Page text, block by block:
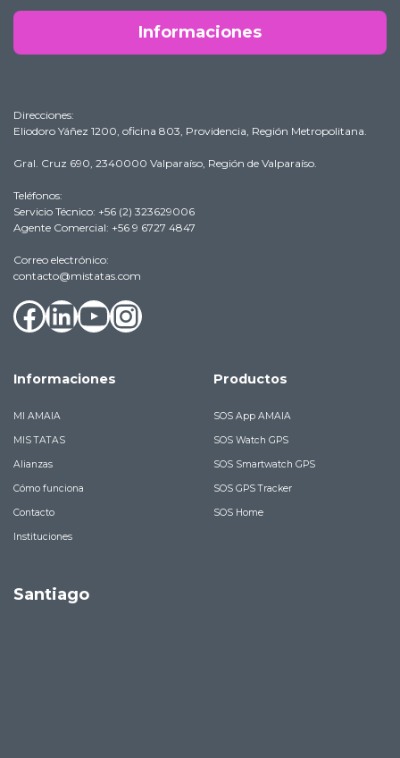
Informaciones
Direcciones:
Eliodoro Yáñez 1200, oficina 803, Providencia, Región Metropolitana.
Gral. Cruz 690, 2340000 Valparaíso, Región de Valparaíso.
Teléfonos:
Servicio Técnico: +56 (2) 323629006
Agente Comercial: +56 9 6727 4847
Correo electrónico:
contacto@mistatas.com
Facebook
LinkedIn
YouTube
Instagram
Informaciones
MI AMAIA
MIS TATAS
Alianzas
Cómo funciona
Contacto
Instituciones
Productos
SOS App AMAIA
SOS Watch GPS
SOS Smartwatch GPS
SOS GPS Tracker
SOS Home
Santiago